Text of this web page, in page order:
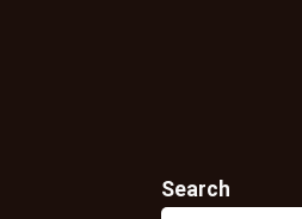
Search